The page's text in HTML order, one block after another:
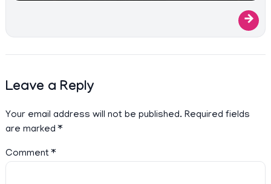
→
Leave a Reply
Your email address will not be published. Required fields
are marked*
Comment*